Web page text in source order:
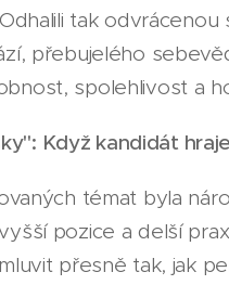
tak
přebujelého
spolehlivost a
Když kandidát
témat byla
pozice a delší
přesně tak, jak